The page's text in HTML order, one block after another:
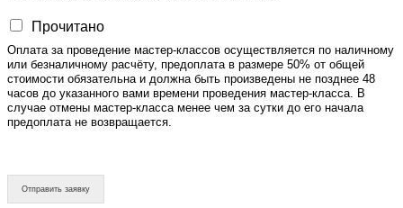
Прочитано
Оплата за проведение мастер-классов осуществляется по наличному
или безналичному расчёту, предоплата в размере 50% от общей
стоимости обязательна и должна быть произведены не позднее 48
часов до указанного вами времени проведения мастер-класса. В
случае отмены мастер-класса менее чем за сутки до его начала
предоплата не возвращается.
Отправить заявку